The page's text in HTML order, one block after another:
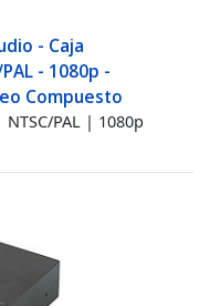
- Caja
- 1080p -
Compuesto
PAL | 1080p